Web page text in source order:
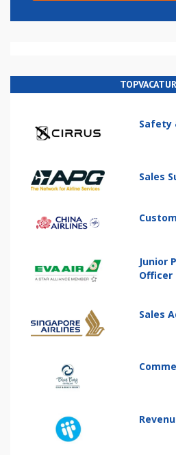
Safety
Sales
Junior
Officer
Sales